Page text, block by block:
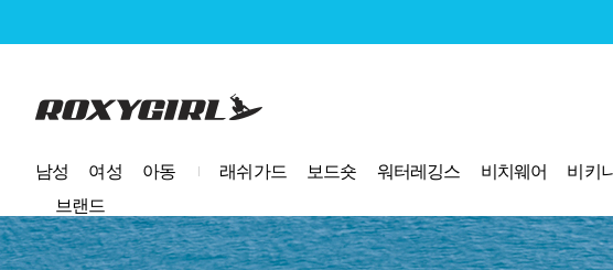
로고
남성 여성 아동 래쉬가드 보드숏 워터레깅스 비치웨어 비키니
브랜드